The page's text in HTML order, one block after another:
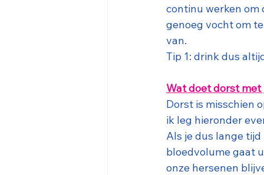
continu werken om
genoeg vocht om
van.
Tip 1: drink dus
Wat doet dorst met
Dorst is misschien
ik leg hieronder
Als je dus lange
bloedvolume gaat
onze hersenen